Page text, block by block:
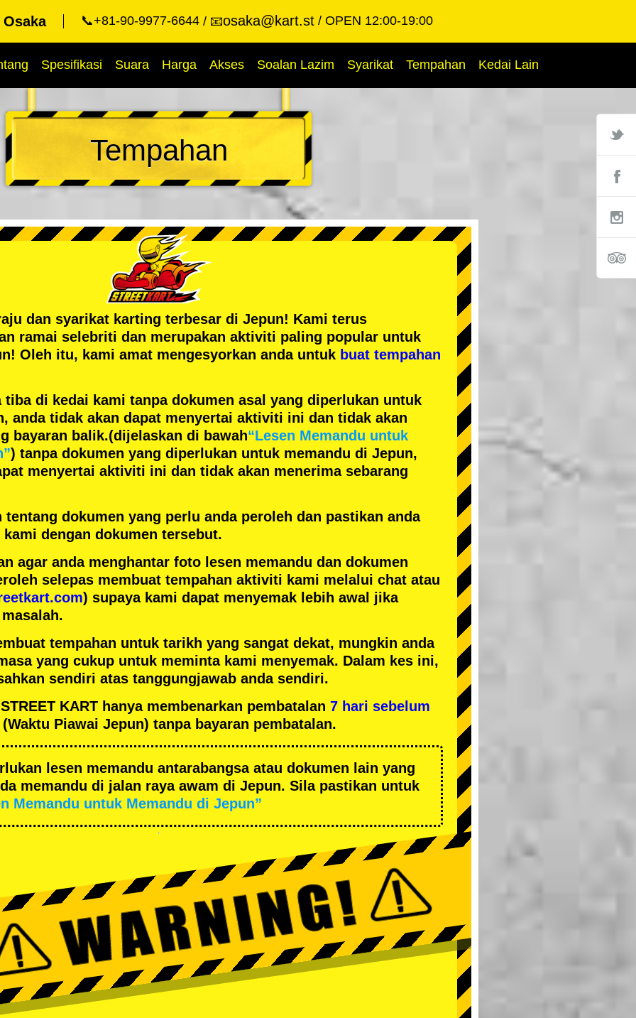
📞+81-90-9977-6644 📧osaka@kart.st OPEN 12:00-19:00
Spesifikasi Suara Harga Akses Soalan Lazim Syarikat Tempahan Kedai Lain
Tempahan
dan syarikat karting terbesar di Jepun! Kami terus
ramai selebriti dan merupakan aktiviti paling popular untuk
Oleh itu, kami amat mengesyorkan anda untuk buat tempahan
tiba di kedai kami tanpa dokumen asal yang diperlukan untuk
anda tidak akan dapat menyertai aktiviti ini dan tidak akan
bayaran balik.(dijelaskan di bawah“Lesen Memandu untuk
) tanpa dokumen yang diperlukan untuk memandu di Jepun,
menyertai aktiviti ini dan tidak akan menerima sebarang
tentang dokumen yang perlu anda peroleh dan pastikan anda
dengan dokumen tersebut.
agar anda menghantar foto lesen memandu dan dokumen
selepas membuat tempahan aktiviti kami melalui chat atau
) supaya kami dapat menyemak lebih awal jika
tempahan untuk tarikh yang sangat dekat, mungkin anda
yang cukup untuk meminta kami menyemak. Dalam kes ini,
sendiri atas tanggungjawab anda sendiri.
KART hanya membenarkan pembatalan 7 hari sebelum
Piawai Jepun) tanpa bayaran pembatalan.
lesen memandu antarabangsa atau dokumen lain yang
memandu di jalan raya awam di Jepun. Sila pastikan untuk
Memandu untuk Memandu di Jepun”